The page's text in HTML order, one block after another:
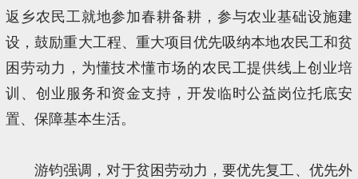
返乡农民工就地参加春耕备耕，参与农业基础设施建
设，鼓励重大工程、重大项目优先吸纳本地农民工和贫
困劳动力，为懂技术懂市场的农民工提供线上创业培
训、创业服务和资金支持，开发临时公益岗位托底安
置、保障基本生活。
游钧强调，对于贫困劳动力，要优先复工、优先外